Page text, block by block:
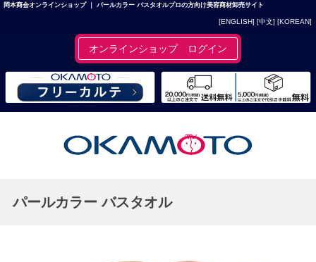
岡本商会オンラインショップ ｜ パールカラー バスタオルプロの方向け美容商材卸売サイト
[ENGLISH] [中文] [KOREAN]
オンラインショップ ログイン
パールカラー バスタオル